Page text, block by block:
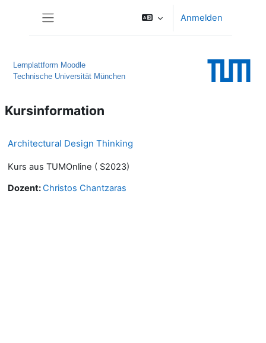
Anmelden
Lernplattform Moodle
Technische Universität München
Kursinformation
Architectural Design Thinking
Kurs aus TUMOnline ( S2023)
Dozent:Christos Chantzaras